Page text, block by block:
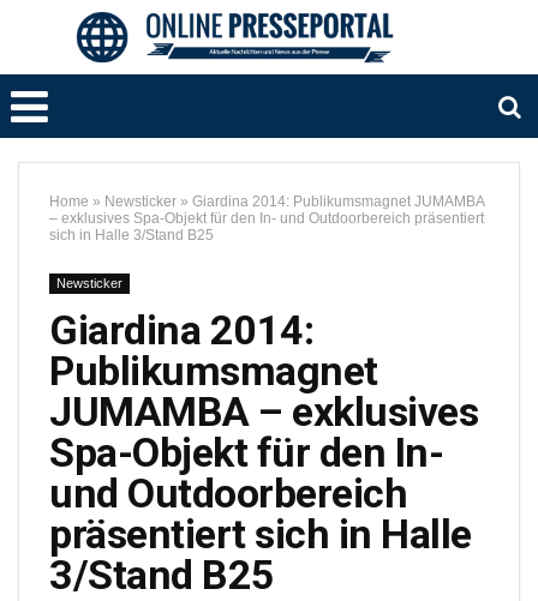
Home » Newsticker » Giardina 2014: Publikumsmagnet JUMAMBA
– exklusives Spa-Objekt für den In- und Outdoorbereich präsentiert
sich in Halle 3/Stand B25
Newsticker
Giardina 2014:
Publikumsmagnet
JUMAMBA – exklusives
Spa-Objekt für den In-
und Outdoorbereich
präsentiert sich in Halle
3/Stand B25